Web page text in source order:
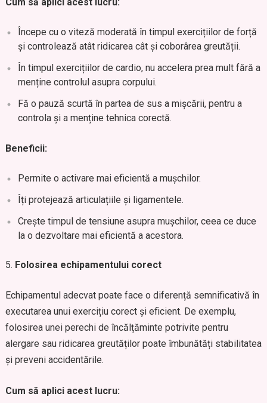
Începe cu o viteză moderată în timpul exercițiilor de forță
și controlează atât ridicarea cât și coborârea greutății.
În timpul exercițiilor de cardio, nu accelera prea mult fără a
menține controlul asupra corpului.
Fă o pauză scurtă în partea de sus a mișcării, pentru a
controla și a menține tehnica corectă.
Beneficii:
Permite o activare mai eficientă a mușchilor.
Îți protejează articulațiile și ligamentele.
Crește timpul de tensiune asupra mușchilor, ceea ce duce
la o dezvoltare mai eficientă a acestora.
Folosirea echipamentului corect
Echipamentul adecvat poate face o diferență semnificativă în
executarea unui exercițiu corect și eficient. De exemplu,
folosirea unei perechi de încălțăminte potrivite pentru
alergare sau ridicarea greutăților poate îmbunătăți stabilitatea
și preveni accidentările.
Cum să aplici acest lucru: